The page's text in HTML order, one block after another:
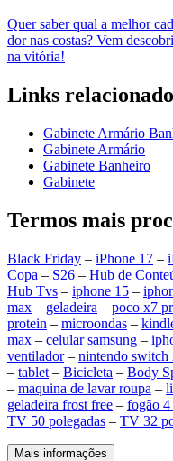
Quer saber qual a melhor
dor nas costas? Vem
na vitória!
Links
Gabinete Armário
Gabinete Armário
Gabinete Banheiro
Gabinete
Termos mais
Black Friday – iPhone 17 –
Copa – S26 – Hub de
Hub Tvs – iphone 15 –
max – geladeira – poco x7
protein – microondas –
max – celular samsung –
ventilador– nintendo switch
– tablet – Bicicleta – Body
– maquina de lavar roupa –
geladeira frost free – fogão 4
TV 50 polegadas – TV 32
Mais informações